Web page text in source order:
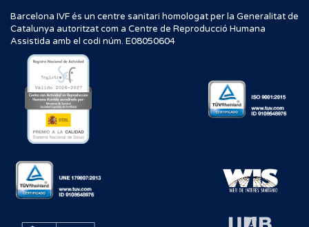
Barcelona IVF és un centre sanitari homologat per la Generalitat de
Catalunya autoritzat com a Centre de Reproducció Humana
Assistida amb el codi núm. E08050604